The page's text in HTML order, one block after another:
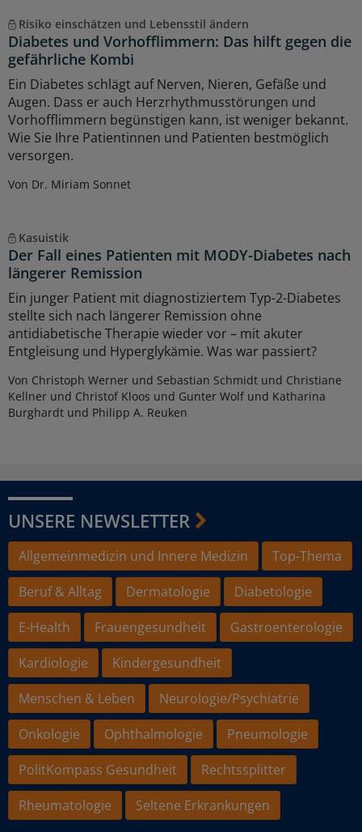
Risiko einschätzen und Lebensstil ändern
Diabetes und Vorhofflimmern: Das hilft gegen die
gefährliche Kombi
Ein Diabetes schlägt auf Nerven, Nieren, Gefäße und
Augen. Dass er auch Herzrhythmusstörungen und
Vorhofflimmern begünstigen kann, ist weniger bekannt.
Wie Sie Ihre Patientinnen und Patienten bestmöglich
versorgen.
Von Dr. Miriam Sonnet
Kasuistik
Der Fall eines Patienten mit MODY-Diabetes nach
längerer Remission
Ein junger Patient mit diagnostiziertem Typ-2-Diabetes
stellte sich nach längerer Remission ohne
antidiabetische Therapie wieder vor – mit akuter
Entgleisung und Hyperglykämie. Was war passiert?
Von Christoph Werner und Sebastian Schmidt und Christiane
Kellner und Christof Kloos und Gunter Wolf und Katharina
Burghardt und Philipp A. Reuken
UNSERE NEWSLETTER
Allgemeinmedizin und Innere Medizin
Top-Thema
Beruf & Alltag
Dermatologie
Diabetologie
E-Health
Frauengesundheit
Gastroenterologie
Kardiologie
Kindergesundheit
Menschen & Leben
Neurologie/Psychiatrie
Onkologie
Ophthalmologie
Pneumologie
PolitKompass Gesundheit
Rechtssplitter
Rheumatologie
Seltene Erkrankungen